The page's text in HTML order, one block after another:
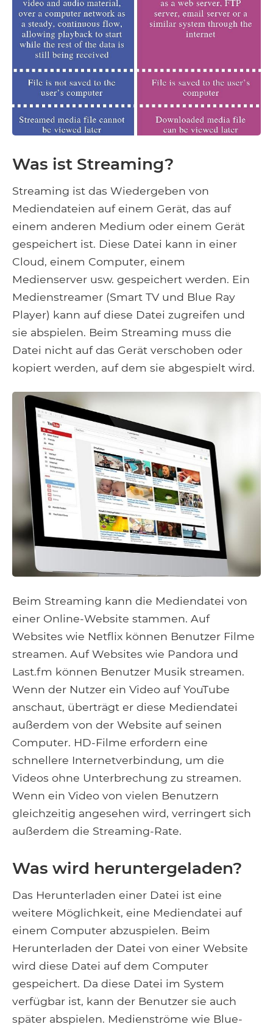
Was ist Streaming?
Streaming ist das Wiedergeben von
Mediendateien auf einem Gerät, das auf
einem anderen Medium oder einem Gerät
gespeichert ist. Diese Datei kann in einer
Cloud, einem Computer, einem
Medienserver usw. gespeichert werden. Ein
Medienstreamer (Smart TV und Blue Ray
Player) kann auf diese Datei zugreifen und
sie abspielen. Beim Streaming muss die
Datei nicht auf das Gerät verschoben oder
kopiert werden, auf dem sie abgespielt wird.
Beim Streaming kann die Mediendatei von
einer Online-Website stammen. Auf
Websites wie Netflix können Benutzer Filme
streamen. Auf Websites wie Pandora und
Last.fm können Benutzer Musik streamen.
Wenn der Nutzer ein Video auf YouTube
anschaut, überträgt er diese Mediendatei
außerdem von der Website auf seinen
Computer. HD-Filme erfordern eine
schnellere Internetverbindung, um die
Videos ohne Unterbrechung zu streamen.
Wenn ein Video von vielen Benutzern
gleichzeitig angesehen wird, verringert sich
außerdem die Streaming-Rate.
Was wird heruntergeladen?
Das Herunterladen einer Datei ist eine
weitere Möglichkeit, eine Mediendatei auf
einem Computer abzuspielen. Beim
Herunterladen der Datei von einer Website
wird diese Datei auf dem Computer
gespeichert. Da diese Datei im System
verfügbar ist, kann der Benutzer sie auch
später abspielen. Medienströme wie Blue-